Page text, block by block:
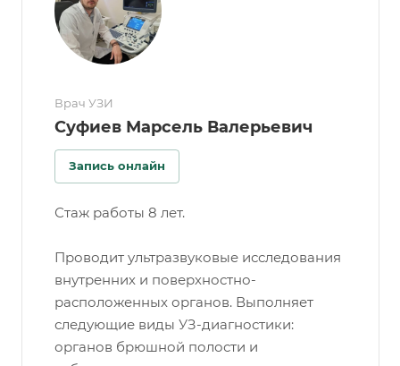
Врач УЗИ
Суфиев Марсель Валерьевич
Запись онлайн
Стаж работы 8 лет.
Проводит ультразвуковые исследования
внутренних и поверхностно-
расположенных органов. Выполняет
следующие виды УЗ-диагностики:
органов брюшной полости и